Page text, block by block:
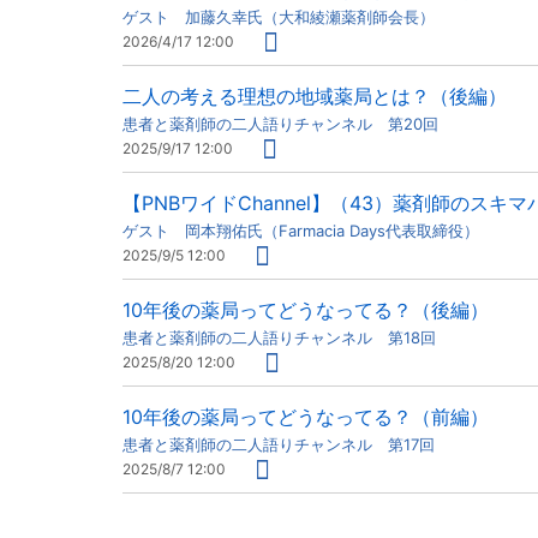
ゲスト 加藤久幸氏（大和綾瀬薬剤師会長）
2026/4/17 12:00
二人の考える理想の地域薬局とは？（後編）
患者と薬剤師の二人語りチャンネル 第20回
2025/9/17 12:00
【PNBワイドChannel】（43）薬剤師のスキ
ゲスト 岡本翔佑氏（Farmacia Days代表取締役）
2025/9/5 12:00
10年後の薬局ってどうなってる？（後編）
患者と薬剤師の二人語りチャンネル 第18回
2025/8/20 12:00
10年後の薬局ってどうなってる？（前編）
患者と薬剤師の二人語りチャンネル 第17回
2025/8/7 12:00